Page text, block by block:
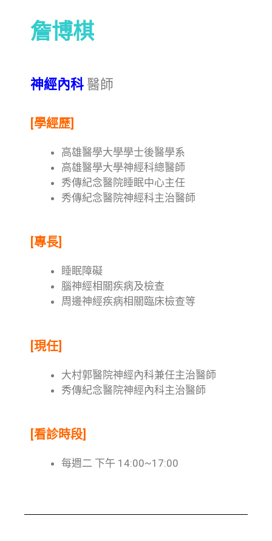
詹博棋
神經內科 醫師
[學經歷]
高雄醫學大學學士後醫學系
高雄醫學大學神經科總醫師
秀傳紀念醫院睡眠中心主任
秀傳紀念醫院神經科主治醫師
[專長]
睡眠障礙
腦神經相關疾病及檢查
周邊神經疾病相關臨床檢查等
[現任]
大村郭醫院神經內科兼任主治醫師
秀傳紀念醫院神經內科主治醫師
[看診時段]
每週二 下午 14:00~17:00